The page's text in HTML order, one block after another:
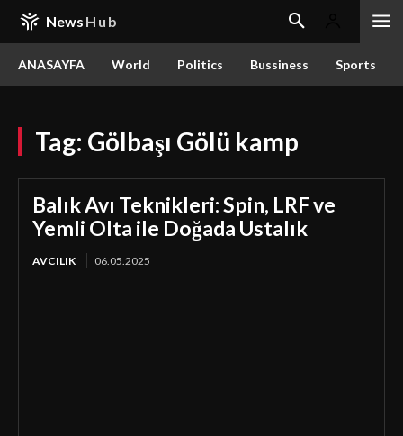
News Hub
ANASAYFA World Politics Bussiness Sports
Tag: Gölbaşı Gölü kamp
Balık Avı Teknikleri: Spin, LRF ve
Yemli Olta ile Doğada Ustalık
AVCILIK 06.05.2025